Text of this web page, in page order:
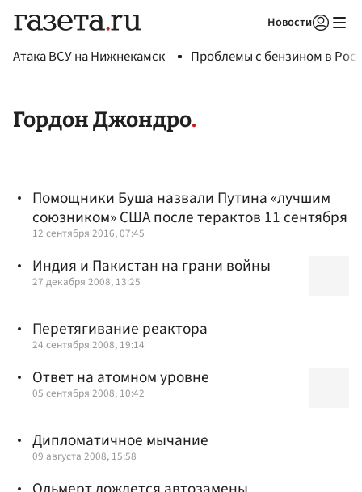
Новости
Атака ВСУ на Нижнекамск Проблемы с бензином в
Гордон Джондро
Помощники Буша назвали Путина «лучшим
союзником» США после терактов 11 сентября
12 сентября 2016, 07:45
Индия и Пакистан на грани войны
27 декабря 2008, 13:25
Перетягивание реактора
24 сентября 2008, 19:14
Ответ на атомном уровне
05 сентября 2008, 10:42
Дипломатичное мычание
09 августа 2008, 15:58